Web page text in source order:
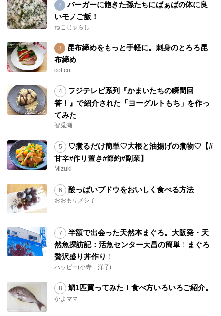
バーガーに飽きた孫たちにばぁばの体に良
いモノご飯！
ねこじゃらし
昆布締めをもっと手軽に。刺身のとろろ昆
布締め
cot.cot
フジテレビ系列『かまいたちの瞬間回
答！』で紹介された「ヨーグルトもち」を作っ
てみた
智兎瀬
♡煮るだけ簡単♡大根と油揚げの煮物♡【#
甘辛#作り置き#節約#副菜】
Mizuki
酸っぱいブドウをおいしく食べる方法
おおもりメシ子
半額で出会った天然本まぐろ。大阪発・天
然魚探訪記：活魚センター大昌の簡単！まぐろ
贅沢盛り丼作り！
ハッピー(小寺 洋子)
鯛1匹買ってみた！食べ方いろいろご紹介。
かよママ